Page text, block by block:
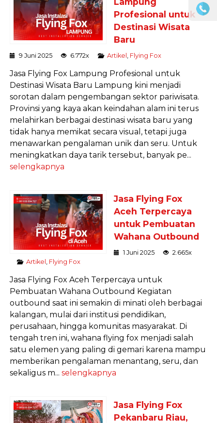
Profesional untuk
Destinasi Wisata
Baru
9 Juni 2025 6.772x Artikel Flying Fox
Jasa Flying Fox Lampung Profesional untuk
Destinasi Wisata Baru Lampung kini menjadi
sorotan dalam pengembangan sektor pariwisata.
Provinsi yang kaya akan keindahan alam ini terus
melahirkan berbagai destinasi wisata baru yang
tidak hanya memikat secara visual, tetapi juga
menawarkan pengalaman unik dan seru. Untuk
meningkatkan daya tarik tersebut, banyak pe...
selengkapnya
Jasa Flying Fox
Aceh Terpercaya
untuk Pembuatan
Wahana Outbound
1 Juni 2025
2.665x
Artikel
Flying Fox
Jasa Flying Fox Aceh Terpercaya untuk
Pembuatan Wahana Outbound Kegiatan
outbound saat ini semakin di minati oleh berbagai
kalangan, mulai dari institusi pendidikan,
perusahaan, hingga komunitas masyarakat. Di
tengah tren ini, wahana flying fox menjadi salah
satu elemen yang paling di gemari karena mampu
memberikan pengalaman menantang, seru, dan
sekaligus m... selengkapnya
Jasa Flying Fox
Pekanbaru Riau,